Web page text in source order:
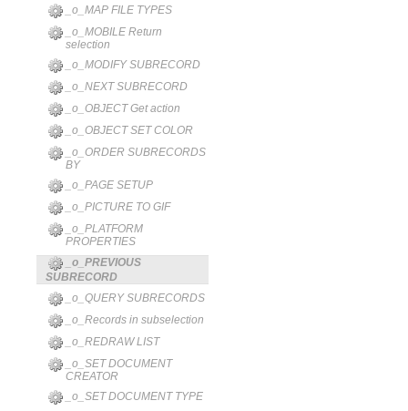
_o_MAP FILE TYPES
_o_MOBILE Return
selection
_o_MODIFY SUBRECORD
_o_NEXT SUBRECORD
_o_OBJECT Get action
_o_OBJECT SET COLOR
_o_ORDER SUBRECORDS
BY
_o_PAGE SETUP
_o_PICTURE TO GIF
_o_PLATFORM
PROPERTIES
_o_PREVIOUS
SUBRECORD
_o_QUERY SUBRECORDS
_o_Records in subselection
_o_REDRAW LIST
_o_SET DOCUMENT
CREATOR
_o_SET DOCUMENT TYPE